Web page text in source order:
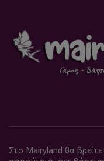
Στο Mairyland θα